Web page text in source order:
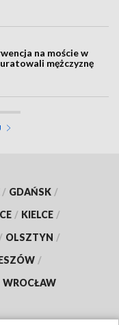
na moście w
mężczyznę
/ GDAŃSK /
/ KIELCE /
/ OLSZTYN /
/
WROCŁAW